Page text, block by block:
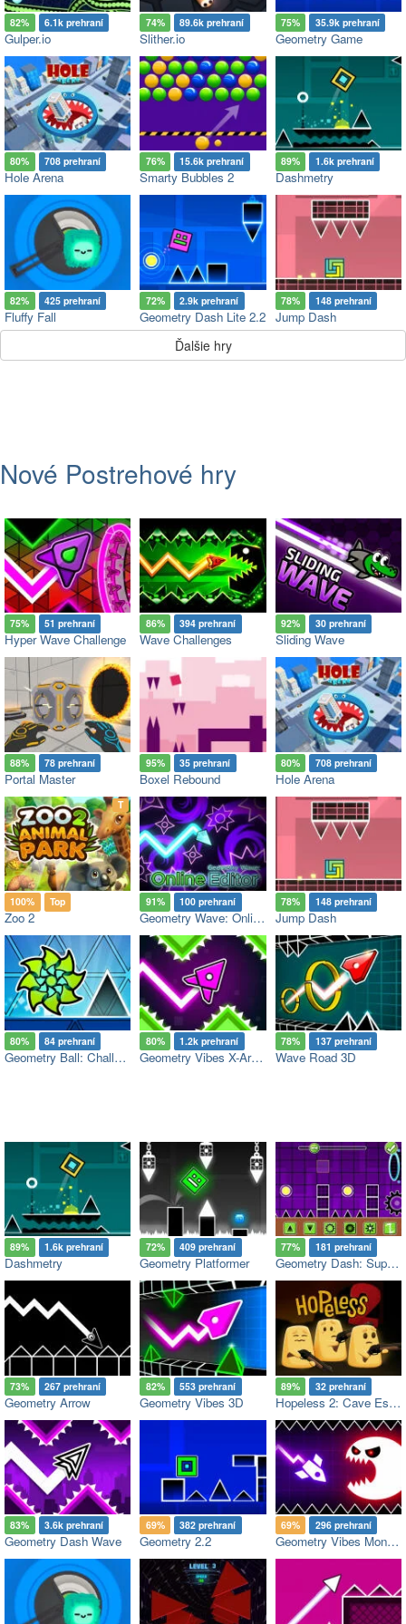
82% 6.1k prehraní
Gulper.io
74% 89.6k prehraní
Slither.io
75% 35.9k prehraní
Geometry Game
80% 708 prehraní
Hole Arena
76% 15.6k prehraní
Smarty Bubbles 2
89% 1.6k prehraní
Dashmetry
82% 425 prehraní
Fluffy Fall
72% 2.9k prehraní
Geometry Dash Lite 2.2
78% 148 prehraní
Jump Dash
Ďalšie hry
Nové Postrehové hry
75% 51 prehraní
Hyper Wave Challenge
86% 394 prehraní
Wave Challenges
92% 30 prehraní
Sliding Wave
88% 78 prehraní
Portal Master
95% 35 prehraní
Boxel Rebound
80% 708 prehraní
Hole Arena
Top
100% Top
Zoo 2
91% 100 prehraní
Geometry Wave: Online Editor
78% 148 prehraní
Jump Dash
80% 84 prehraní
Geometry Ball: Challenge
80% 1.2k prehraní
Geometry Vibes X-Arrow
78% 137 prehraní
Wave Road 3D
89% 1.6k prehraní
Dashmetry
72% 409 prehraní
Geometry Platformer
77% 181 prehraní
Geometry Dash: Super Editor
73% 267 prehraní
Geometry Arrow
82% 553 prehraní
Geometry Vibes 3D
89% 32 prehraní
Hopeless 2: Cave Escape
83% 3.6k prehraní
Geometry Dash Wave
69% 382 prehraní
Geometry 2.2
69% 296 prehraní
Geometry Vibes Monster